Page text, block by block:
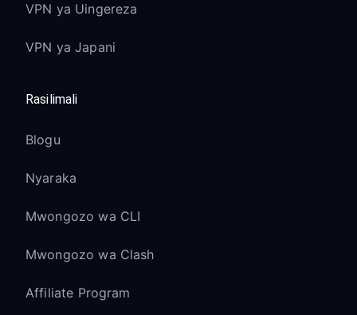
VPN ya Uingereza
VPN ya Japani
Rasilimali
Blogu
Nyaraka
Mwongozo wa CLI
Mwongozo wa Clash
Affiliate Program